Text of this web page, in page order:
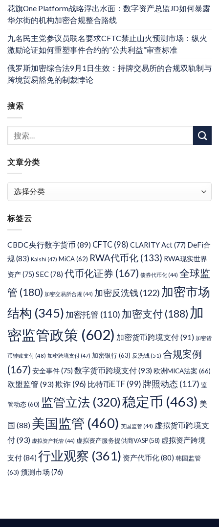
花旗One Platform战略浮出水面：数字资产总监JD如何暴露
华尔街的机构加密合规整合路线
九名民主党参议员联名要求CFTC禁止山火预测市场：纵火
激励论证如何重塑事件合约的”公共利益”审查标准
俄罗斯加密综合法9月1日生效：持牌交易所的合规双轨制与
跨境贸易豁免的制裁悖论
搜索
文章分类
类
标签云
CBDC央行数字货币 (89) CFTC (98) CLARITY Act(77) DeFi合
规(83) Kalshi (47) MiCA(62) RWA代币化 (133) RWA现实世界
资产(75) SEC(78) 代币化证券 (167) 债券代币化 (44) 全球监
管 (180) 加密交易所合规 (44) 加密反洗钱 (122) 加密市场
结构 (345) 加密托管 (110) 加密支付 (188) 加
密监管政策 (602) 加密货币跨境支付(91) 加密货
币转账支付 (48) 加密跨境支付 (47) 加密银行(63) 反洗钱(51) 合规案例
(167) 安全事件(75) 数字货币跨境支付(93)欧洲MICA法案 (66)
欧盟监管 (93)欺诈 (96) 比特币ETF (99) 牌照动态 (117) 监
管动态(60) 监管立法 (320)稳定币 (463) 美
国 (88) 美国监管 (460) 英国监管 (44) 虚拟货币跨境支
付(93) 虚拟资产托管 (44) 虚拟资产服务提供商VASP(58) 虚拟资产跨境
支付(84) 行业观察 (361) 资产代币化(80) 韩国监管
(63) 预测市场 (76)